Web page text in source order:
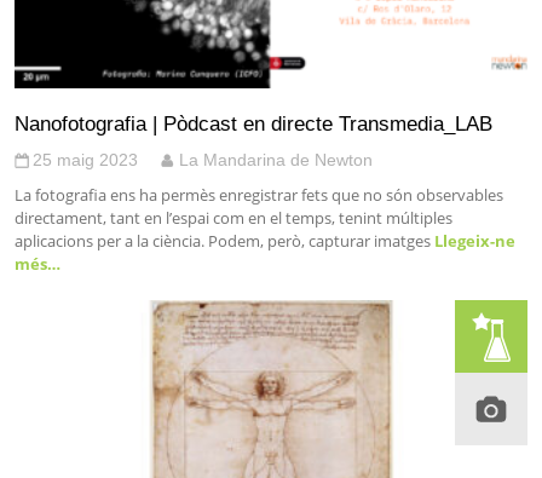
Nanofotografia | Pòdcast en directe Transmedia_LAB
25 maig 2023 La Mandarina de Newton
La fotografia ens ha permès enregistrar fets que no són observables
directament, tant en l’espai com en el temps, tenint múltiples
aplicacions per a la ciència. Podem, però, capturar imatges Llegeix-ne
més…